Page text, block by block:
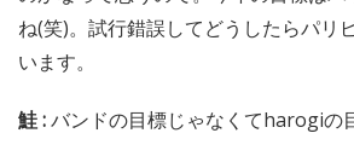
ね(笑)。試行錯誤してどうしたらパリ
います。
鮭 :バンドの目標じゃなくてharogiの